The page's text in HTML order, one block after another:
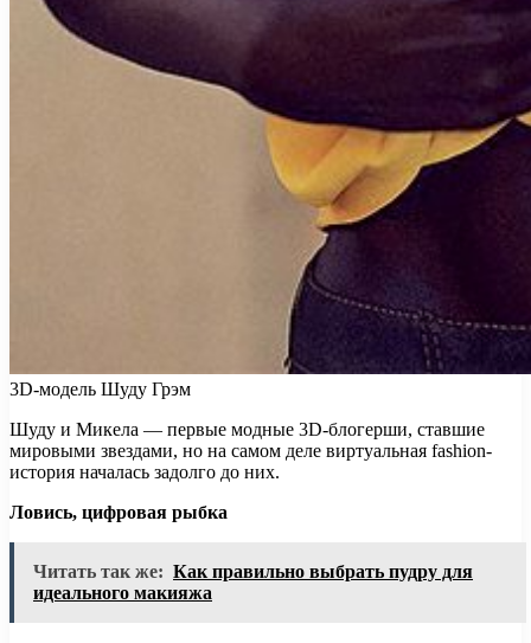
3D-модель Шуду Грэм
Шуду и Микела — первые модные 3D-блогерши, ставшие
мировыми звездами, но на самом деле виртуальная fashion-
история началась задолго до них.
Ловись, цифровая рыбка
Читать так же: Как правильно выбрать пудру для
идеального макияжа